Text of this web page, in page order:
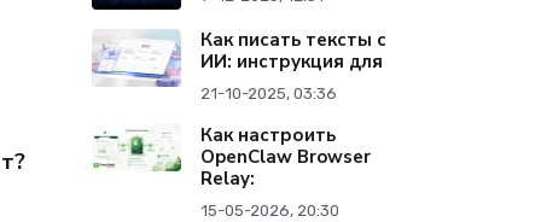
Как писать тексты с
ИИ: инструкция для
21-10-2025, 03:36
Как настроить
OpenClaw Browser
Relay:
15-05-2026, 20:30